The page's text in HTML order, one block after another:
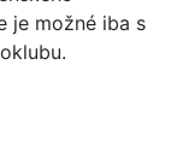
je možné iba s